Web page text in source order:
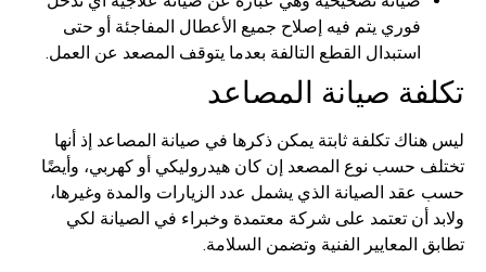
فوري يتم فيه إصلاح جميع الأعطال المفاجئة أو حتى
استبدال القطع التالفة بعدما يتوقف المصعد عن العمل.
تكلفة صيانة المصاعد
ليس هناك تكلفة ثابتة يمكن ذكرها في صيانة المصاعد إذ أنها
تختلف حسب نوع المصعد إن كان هيدروليكي أو كهربي، وأيضًا
حسب عقد الصيانة الذي يشمل عدد الزيارات والمدة وغيرها،
ولابد أن تعتمد على شركة معتمدة وخبراء في الصيانة لكي
تطابق المعايير الفنية وتضمن السلامة.